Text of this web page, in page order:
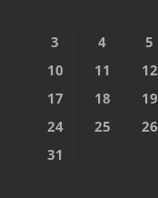
3
4 5
10
11 12
17
18 19
24
25 26
31